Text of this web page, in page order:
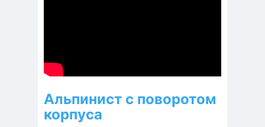
Альпинист с поворотом
корпуса